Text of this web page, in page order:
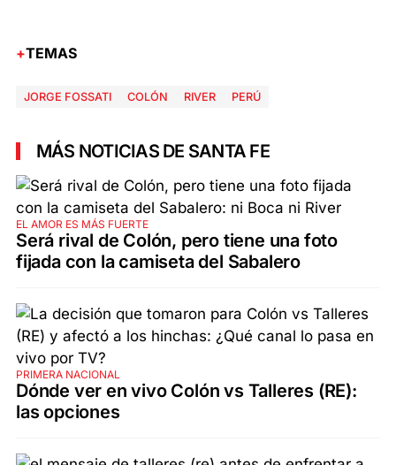
TEMAS
JORGE FOSSATI COLÓN RIVER PERÚ
MÁS NOTICIAS DE SANTA FE
EL AMOR ES MÁS FUERTE
Será rival de Colón, pero tiene una foto
fijada con la camiseta del Sabalero
PRIMERA NACIONAL
Dónde ver en vivo Colón vs Talleres (RE):
las opciones